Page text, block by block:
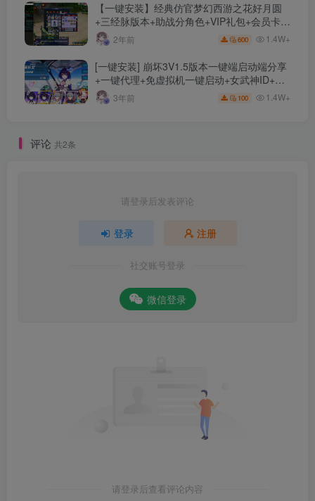
【一键安装】经典仿官梦幻西游之花好月圆
+三经脉版本+助战分角色+VIP礼包+会员卡
+剧情活动+视频搭建及其他修改资料
2年前 600 1.4W+
[一键安装] 崩坏3V1.5版本一键端启动端分享
+一键代理+免虚拟机一键启动+女武神ID+详
细指令+极简一键修改
3年前 100 1.4W+
评论 共2条
请登录后发表评论
登录 注册
社交账号登录
微信登录
请登录后查看评论内容